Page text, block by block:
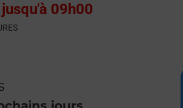
jusqu'à 09h00